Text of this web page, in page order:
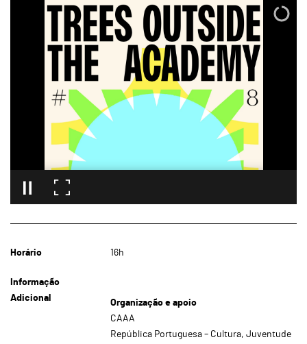
Horário 16h
Informação
Adicional
Organização e apoio
CAAA
República Portuguesa – Cultura, Juventude